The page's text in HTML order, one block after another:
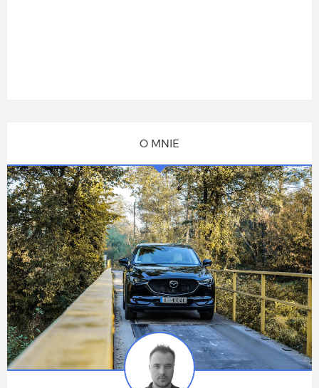
O MNIE